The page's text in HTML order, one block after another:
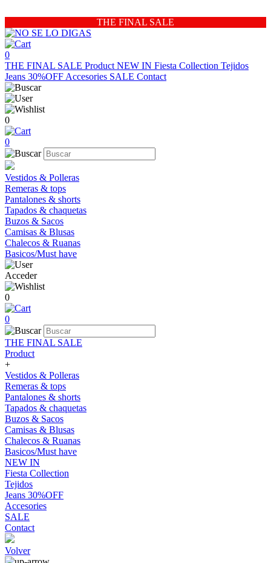
THE FINAL SALE
0
THE FINAL SALE Product NEW IN Fiesta Collection Tejidos
Jeans 30%OFF Accesories SALE Contact
0
0
Vestidos & Polleras
Remeras & tops
Pantalones & shorts
Tapados & chaquetas
Buzos & Sacos
Camisas & Blusas
Chalecos & Ruanas
Basicos/Must have
Acceder
0
0
THE FINAL SALE
Product
+
Vestidos & Polleras
Remeras & tops
Pantalones & shorts
Tapados & chaquetas
Buzos & Sacos
Camisas & Blusas
Chalecos & Ruanas
Basicos/Must have
NEW IN
Fiesta Collection
Tejidos
Jeans 30%OFF
Accesories
SALE
Contact
Volver